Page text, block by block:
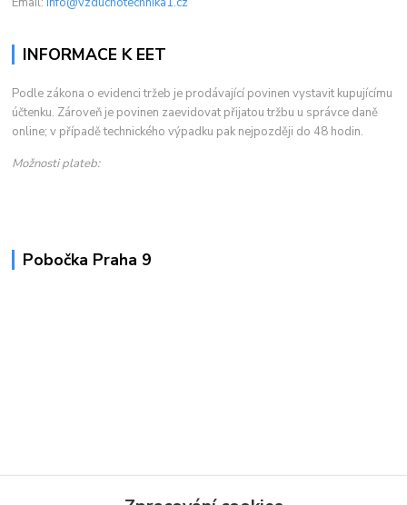
INFORMACE K EET
Podle zákona o evidenci tržeb je prodávající povinen vystavit kupujícímu
účtenku. Zároveň je povinen zaevidovat přijatou tržbu u správce daně
online; v případě technického výpadku pak nejpozději do 48 hodin.
Možnosti plateb:
Pobočka Praha 9